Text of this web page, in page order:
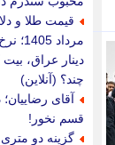
دینار عراق،
چند؟ (آنلاین)
آقای
قسم نخور!
گزینه دو متری